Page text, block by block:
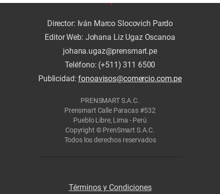
Director: Iván Marco Slocovich Pardo
Editor Web: Johana Liz Ugaz Oscanoa
johana.ugaz@prensmart.pe
Teléfono: (+511) 311 6500
Publicidad:fonoavisos@comercio.com.pe
PRENSMART S.A.C.
Prensmart Calle Paracas #532
Pueblo Libre, Lima - Perú
Copyright © PrenSmart S.A.C.
Todos los derechos reservados
Términos y Condiciones